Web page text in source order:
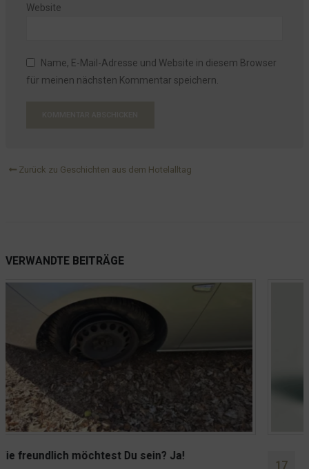
Website
Name, E-Mail-Adresse und Website in diesem Browser
für meinen nächsten Kommentar speichern.
Zurück zu Geschichten aus dem Hotelalltag
VERWANDTE BEITRÄGE
Ist ein Frühstücksbuffet noch zeitgemäß?